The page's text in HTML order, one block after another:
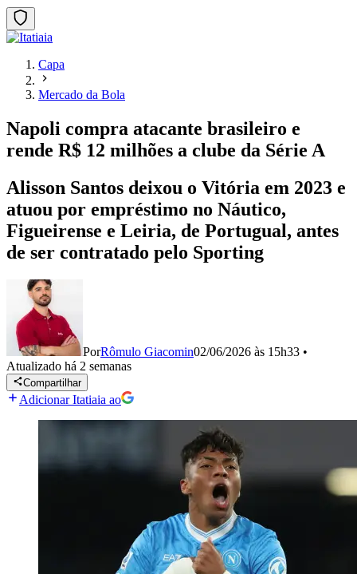
Capa
Mercado da Bola
Napoli compra atacante brasileiro e
rende R$ 12 milhões a clube da Série A
Alisson Santos deixou o Vitória em 2023 e
atuou por empréstimo no Náutico,
Figueirense e Leiria, de Portugual, antes
de ser contratado pelo Sporting
PorRômulo Giacomin02/06/2026 às 15h33 •
Atualizado há 2 semanas
Compartilhar
Adicionar Itatiaia ao